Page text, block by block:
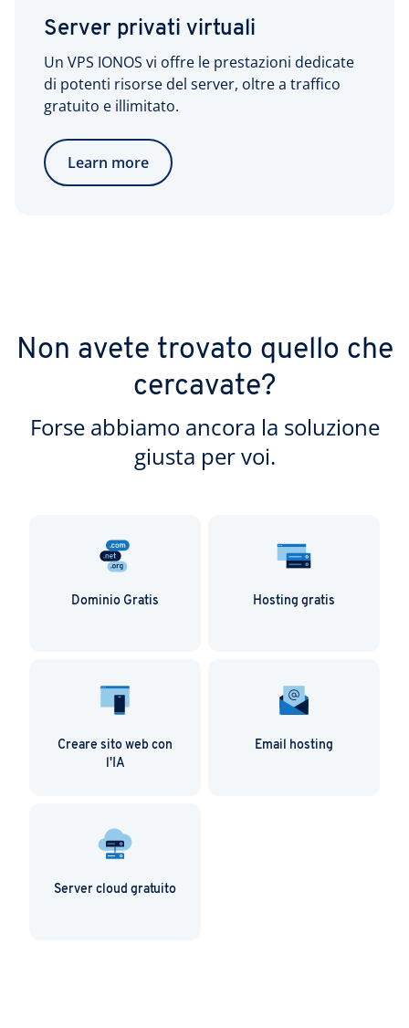
Server privati virtuali
Un VPS IONOS vi offre le prestazioni dedicate
di potenti risorse del server, oltre a traffico
gratuito e illimitato.
Learn more
Non avete trovato quello che
cercavate?
Forse abbiamo ancora la soluzione
giusta per voi.
Dominio Gratis Hosting gratis
Creare sito web con
l'IA
Email hosting
Server cloud gratuito